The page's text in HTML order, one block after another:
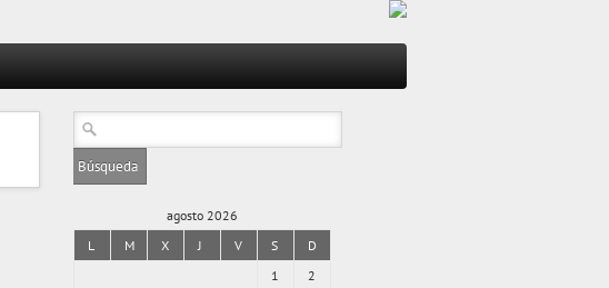
agosto 2026
L
M X J V S
D
1
2